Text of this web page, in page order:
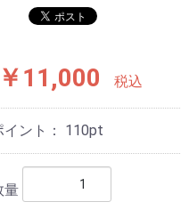
￥11,000 税込
イント： 110pt
量